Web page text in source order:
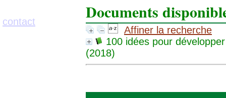
Documents
Affiner la recherche
100 idées pour
(2018)
contact